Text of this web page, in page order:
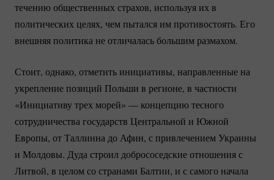
течению общественных страхов, используя их в
политических целях, чем пытался им противостоять. Его
внешняя политика не отличалась большим размахом.
Стоит, однако, отметить инициативы, направленные на
укрепление позиций Польши в регионе, в частности
«Инициативу трех морей» — концепцию тесного
сотрудничества государств Центральной и Южной
Европы, от Таллинна до Афин, с привлечением Украины
и Молдовы. Дуда строил добрососедские отношения с
Литвой, в целом со странами Балтии, и с самого начала